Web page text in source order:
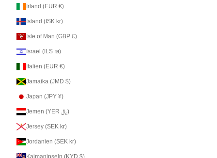
Irland (EUR €)
Island (ISK kr)
Isle of Man (GBP £)
Israel (ILS ₪)
Italien (EUR €)
Jamaika (JMD $)
Japan (JPY ¥)
Jemen (YER ﷼)
Jersey (SEK kr)
Jordanien (SEK kr)
Kaimaninseln (KYD $)